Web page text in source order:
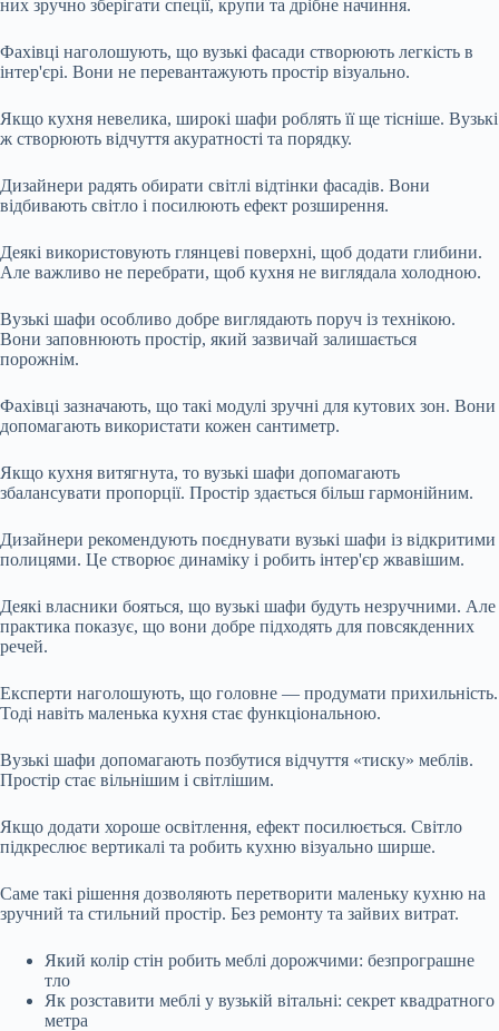
них зручно зберігати спеції, крупи та дрібне начиння.
Фахівці наголошують, що вузькі фасади створюють легкість в
інтер'єрі. Вони не перевантажують простір візуально.
Якщо кухня невелика, широкі шафи роблять її ще тісніше. Вузькі
ж створюють відчуття акуратності та порядку.
Дизайнери радять обирати світлі відтінки фасадів. Вони
відбивають світло і посилюють ефект розширення.
Деякі використовують глянцеві поверхні, щоб додати глибини.
Але важливо не перебрати, щоб кухня не виглядала холодною.
Вузькі шафи особливо добре виглядають поруч із технікою.
Вони заповнюють простір, який зазвичай залишається
порожнім.
Фахівці зазначають, що такі модулі зручні для кутових зон. Вони
допомагають використати кожен сантиметр.
Якщо кухня витягнута, то вузькі шафи допомагають
збалансувати пропорції. Простір здається більш гармонійним.
Дизайнери рекомендують поєднувати вузькі шафи із відкритими
полицями. Це створює динаміку і робить інтер'єр жвавішим.
Деякі власники бояться, що вузькі шафи будуть незручними. Але
практика показує, що вони добре підходять для повсякденних
речей.
Експерти наголошують, що головне — продумати прихильність.
Тоді навіть маленька кухня стає функціональною.
Вузькі шафи допомагають позбутися відчуття «тиску» меблів.
Простір стає вільнішим і світлішим.
Якщо додати хороше освітлення, ефект посилюється. Світло
підкреслює вертикалі та робить кухню візуально ширше.
Саме такі рішення дозволяють перетворити маленьку кухню на
зручний та стильний простір. Без ремонту та зайвих витрат.
Який колір стін робить меблі дорожчими: безпрограшне
тло
Як розставити меблі у вузькій вітальні: секрет квадратного
метра